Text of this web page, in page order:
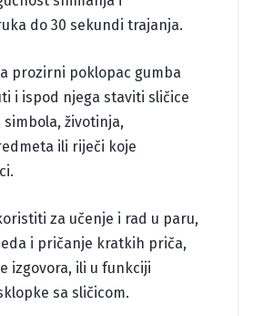
do 30 sekundi trajanja.
prozirni poklopac gumba
i ispod njega staviti sličice
životinja,
ili riječi koje
za učenje i rad u paru,
i pričanje kratkih priča,
izgovora, ili u funkciji
sa sličicom.